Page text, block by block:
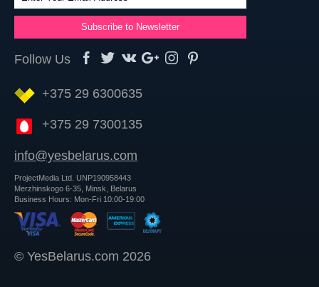
Follow Us
+375 29 6300635
+375 29 7300135
info@yesbelarus.com
ProjectMedia Ltd. UNP190958443
Merzhinskogo 6-35, Minsk, Belarus
Business Hours: Mon-Fri 10:00-19:00
© YesBelarus.com 2026